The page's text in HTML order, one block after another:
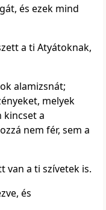
és ezek mind
a ti Atyátoknak,
alamizsnát;
melyek
kincset a
nem fér, sem a
van a ti szívetek is.
és